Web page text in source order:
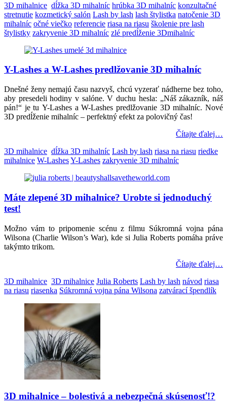
3D mihalnice dĺžka 3D mihalníc hrúbka 3D mihalníc konzultačné
stretnutie kozmetický salón Lash by lash lash štylistka natočenie 3D
mihalníc očné viečko referencie riasa na riasu školenie pre lash
štylistky zakryvenie 3D mihalníc zlé predĺženie 3Dmihalníc
Y-Lashes a W-Lashes predlžovanie 3D mihalníc
Dnešné ženy nemajú času nazvyš, chcú vyzerať nádherne bez toho,
aby presedeli hodiny v salóne. V duchu hesla: „Náš zákazník, náš
pán!“ je tu Y-Lashes a W-Lashes predlžovanie 3D mihalníc. Nové
3D predĺženie mihalníc – perfektný efekt za polovičný čas!
Čítajte ďalej…
3D mihalnice dĺžka 3D mihalníc Lash by lash riasa na riasu riedke
mihalnice W-LashesY-Lashes zakryvenie 3D mihalníc
Máte zlepené 3D mihalnice? Urobte si jednoduchý
test!
Možno vám to pripomenie scénu z filmu Súkromná vojna pána
Wilsona (Charlie Wilson’s War), kde si Julia Roberts pomáha práve
takýmto trikom.
Čítajte ďalej…
3D mihalnice 3D mihalnice Julia Roberts Lash by lash návod riasa
na riasu riasenka Súkromná vojna pána Wilsona zatvárací špendlík
3D mihalnice – bolestivá a nebezpečná skúsenosť!?